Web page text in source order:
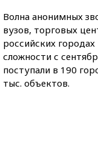
Волна анонимных
вузов, торговых
российских
сложности с
поступали в 190
тыс. объектов.